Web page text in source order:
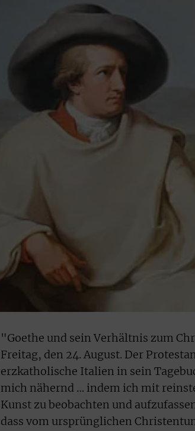
"Goethe und sein Verhältnis zum
Freitag, den 24. August. Der
erzkatholische Italien in sein
mich nähernd … indem ich mit
Kunst zu beobachten und
dass vom ursprünglichen